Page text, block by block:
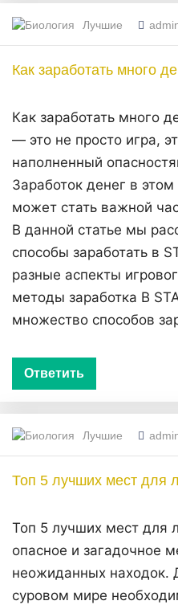
Лучшие
Как заработать много
Как заработать много
— это не просто игра,
наполненный
Заработок денег в
может стать важной
В данной статье мы
способы заработать в
разные аспекты
методы заработка В
множество способов
Ответить
Лучшие
Топ 5 лучших мест для
Топ 5 лучших мест для
опасное и загадочное
неожиданных находок.
суровом мире